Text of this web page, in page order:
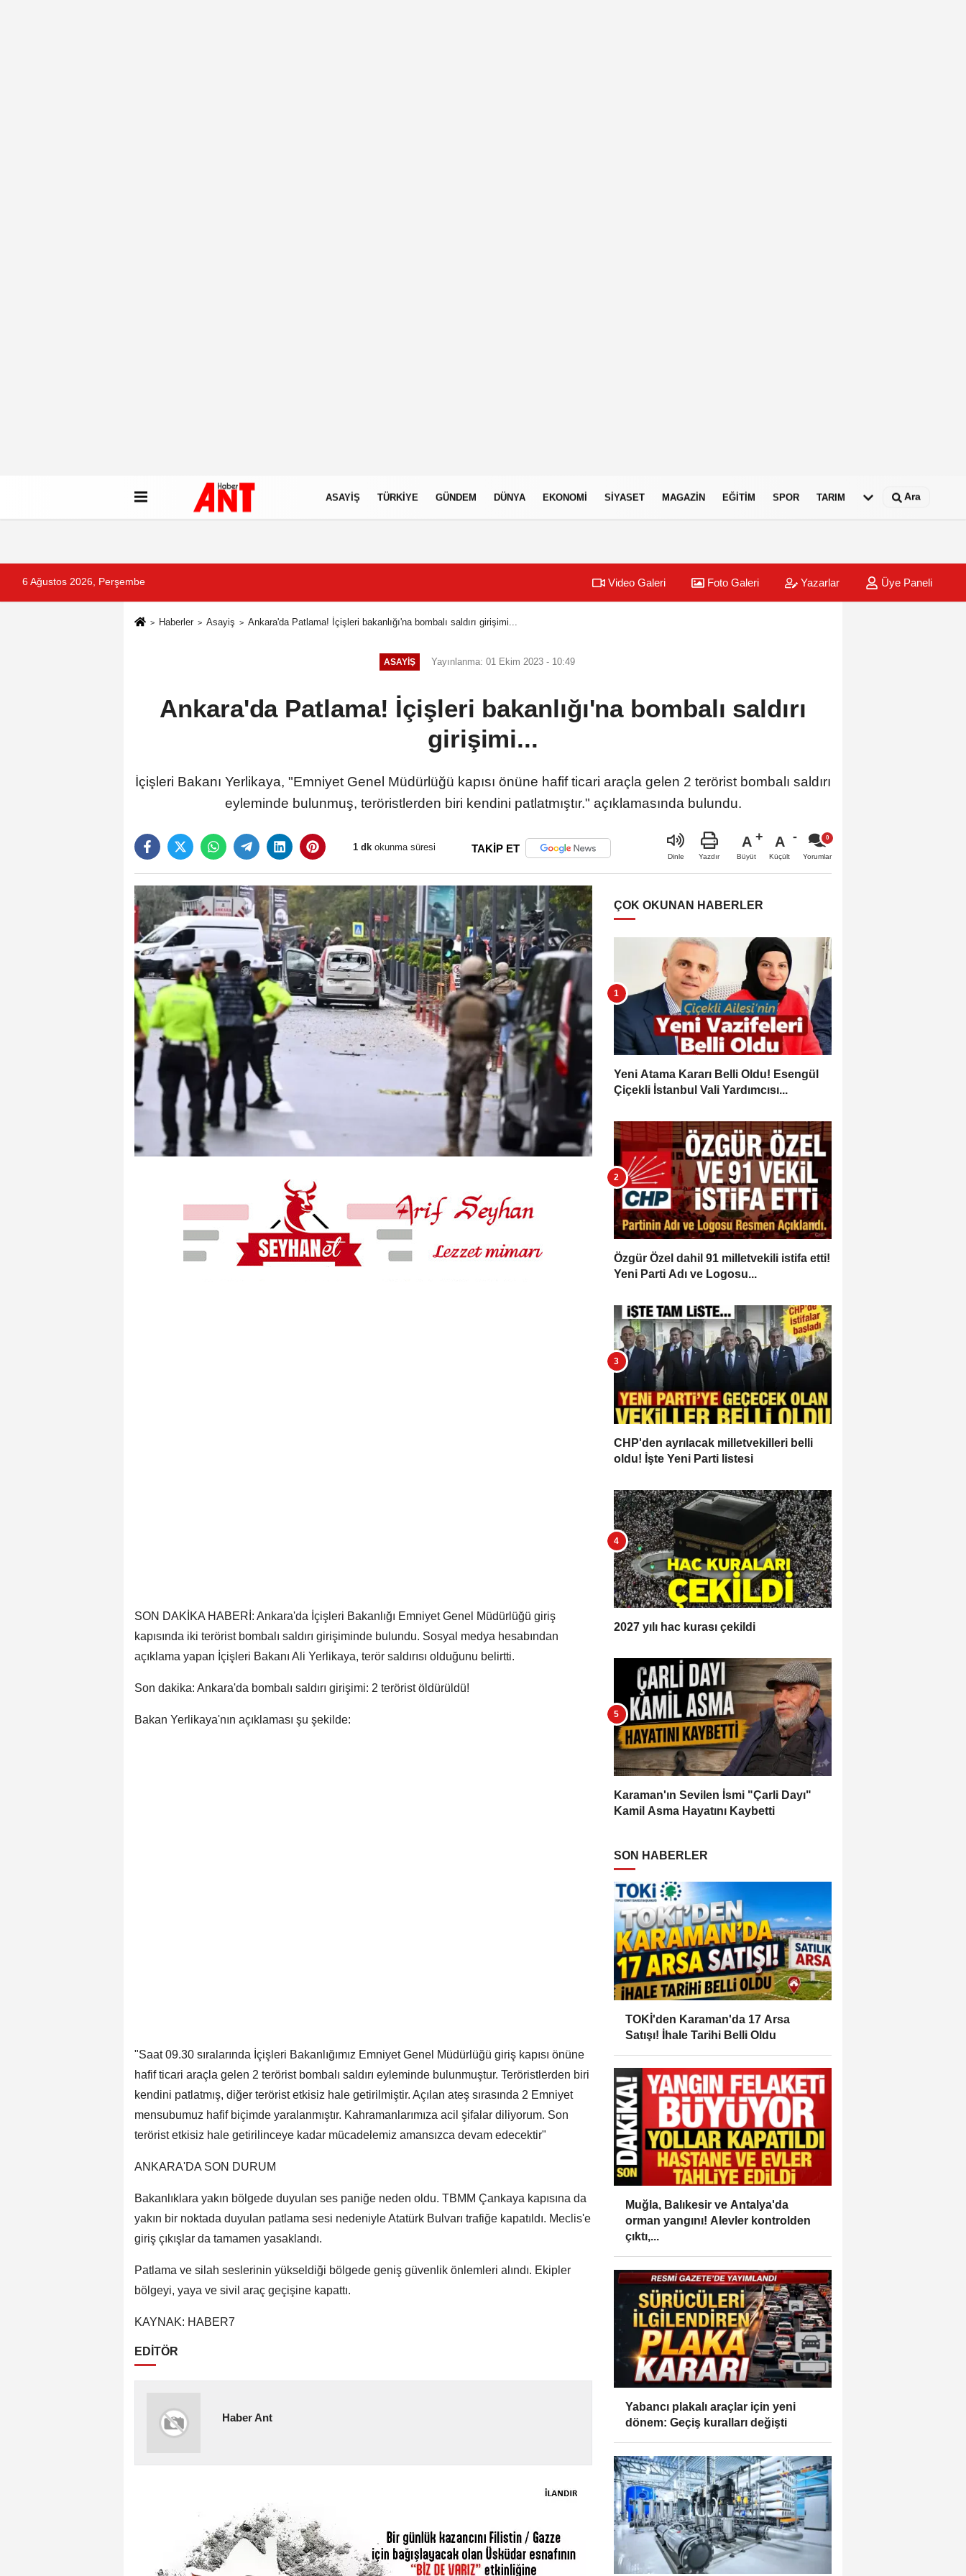
ASAYIŞ TÜRKIYE GÜNDEM DÜNYA EKONOMI SIYASET MAGAZIN EĞITIM SPOR TARIM Ara
6 Ağustos 2026, Perşembe Video Galeri Foto Galeri Yazarlar Üye Paneli
Haberler Asayiş Ankara'da Patlama! İçişleri bakanlığı'na bombalı saldırı girişimi...
ASAYIŞ Yayınlanma: 01 Ekim 2023 - 10:49
Ankara'da Patlama! İçişleri bakanlığı'na bombalı saldırı
girişimi...
İçişleri Bakanı Yerlikaya, "Emniyet Genel Müdürlüğü kapısı önüne hafif ticari araçla gelen 2 terörist bombalı saldırı
eyleminde bulunmuş, teröristlerden biri kendini patlatmıştır." açıklamasında bulundu.
1 dk okunma süresi TAKİP ET
Dinle Yazdır
A
Büyüt
A
Küçült Yorumlar
SON DAKİKA HABERİ: Ankara'da İçişleri Bakanlığı Emniyet Genel Müdürlüğü giriş
kapısında iki terörist bombalı saldırı girişiminde bulundu. Sosyal medya hesabından
açıklama yapan İçişleri Bakanı Ali Yerlikaya, terör saldırısı olduğunu belirtti.
Son dakika: Ankara'da bombalı saldırı girişimi: 2 terörist öldürüldü!
Bakan Yerlikaya'nın açıklaması şu şekilde:
"Saat 09.30 sıralarında İçişleri Bakanlığımız Emniyet Genel Müdürlüğü giriş kapısı önüne
hafif ticari araçla gelen 2 terörist bombalı saldırı eyleminde bulunmuştur. Teröristlerden biri
kendini patlatmış, diğer terörist etkisiz hale getirilmiştir. Açılan ateş sırasında 2 Emniyet
mensubumuz hafif biçimde yaralanmıştır. Kahramanlarımıza acil şifalar diliyorum. Son
terörist etkisiz hale getirilinceye kadar mücadelemiz amansızca devam edecektir"
ANKARA'DA SON DURUM
Bakanlıklara yakın bölgede duyulan ses paniğe neden oldu. TBMM Çankaya kapısına da
yakın bir noktada duyulan patlama sesi nedeniyle Atatürk Bulvarı trafiğe kapatıldı. Meclis'e
giriş çıkışlar da tamamen yasaklandı.
Patlama ve silah seslerinin yükseldiği bölgede geniş güvenlik önlemleri alındı. Ekipler
bölgeyi, yaya ve sivil araç geçişine kapattı.
KAYNAK: HABER7
EDİTÖR
Haber Ant
ÇOK OKUNAN HABERLER
Yeni Atama Kararı Belli Oldu! Esengül
Çiçekli İstanbul Vali Yardımcısı...
Özgür Özel dahil 91 milletvekili istifa etti!
Yeni Parti Adı ve Logosu...
CHP'den ayrılacak milletvekilleri belli
oldu! İşte Yeni Parti listesi
2027 yılı hac kurası çekildi
Karaman'ın Sevilen İsmi "Çarli Dayı"
Kamil Asma Hayatını Kaybetti
SON HABERLER
TOKİ'den Karaman'da 17 Arsa
Satışı! İhale Tarihi Belli Oldu
Muğla, Balıkesir ve Antalya'da
orman yangını! Alevler kontrolden
çıktı,...
Yabancı plakalı araçlar için yeni
dönem: Geçiş kuralları değişti